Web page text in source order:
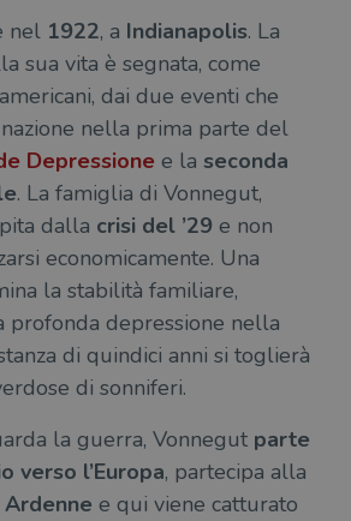
nel 1922, a Indianapolis. La
sua vita è segnata, come
dai due eventi che
nella prima parte del
Depressione e la seconda
. La famiglia di Vonnegut,
dalla crisi del ’29 e non
economicamente. Una
la stabilità familiare,
profonda depressione nella
di quindici anni si toglierà
di sonniferi.
la guerra, Vonnegut parte
verso l’Europa, partecipa alla
e qui viene catturato